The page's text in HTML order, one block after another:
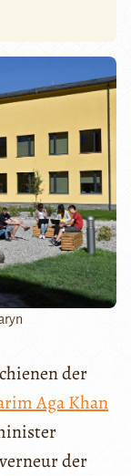
der
Aga Khan
der